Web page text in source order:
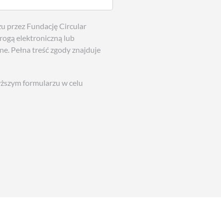
przez Fundację Circular
elektroniczną lub
Pełna treść zgody znajduje
formularzu w celu